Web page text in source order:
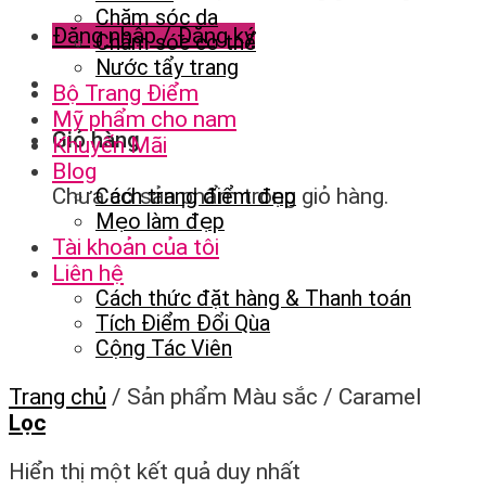
Đăng nhập / Đăng ký
Giỏ hàng
Chưa có sản phẩm trong giỏ hàng.
Chăm sóc da
Chăm sóc cơ thể
Nước tẩy trang
Bộ Trang Điểm
Mỹ phẩm cho nam
Khuyến Mãi
Blog
Cách trang điểm đẹp
Mẹo làm đẹp
Tài khoản của tôi
Liên hệ
Cách thức đặt hàng & Thanh toán
Tích Điểm Đổi Qùa
Cộng Tác Viên
Trang chủ / Sản phẩm Màu sắc / Caramel
Lọc
Hiển thị một kết quả duy nhất